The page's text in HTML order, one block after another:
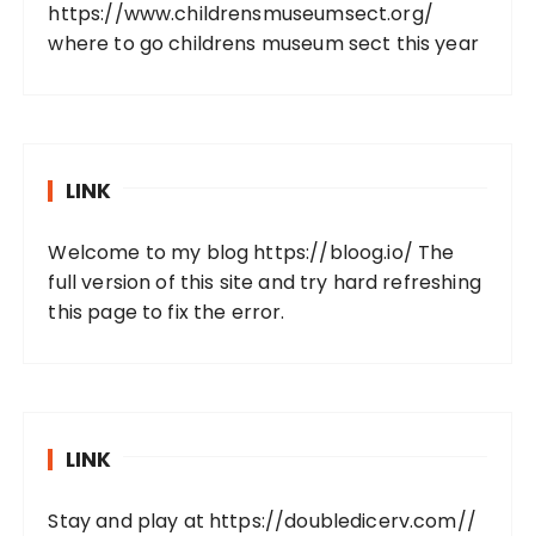
https://www.childrensmuseumsect.org/
where to go childrens museum sect this year
LINK
Welcome to my blog https://bloog.io/ The
full version of this site and try hard refreshing
this page to fix the error.
LINK
Stay and play at https://doubledicerv.com//